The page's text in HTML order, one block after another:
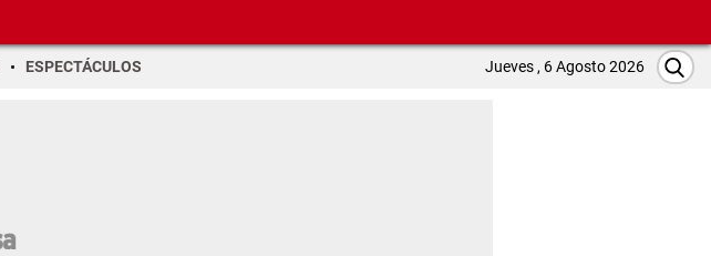
ESPECTÁCULOS Jueves , 6 Agosto 2026